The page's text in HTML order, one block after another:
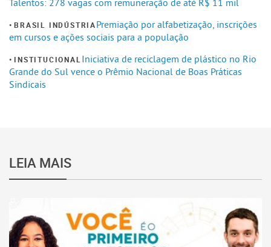
Talentos: 278 vagas com remuneração de até R$ 11 mil
BRASIL INDÚSTRIAPremiação por alfabetização, inscrições
em cursos e ações sociais para a população
INSTITUCIONALIniciativa de reciclagem de plástico no Rio
Grande do Sul vence o Prêmio Nacional de Boas Práticas
Sindicais
LEIA MAIS